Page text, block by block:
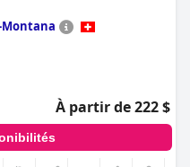
Montana
À partir de 222 $